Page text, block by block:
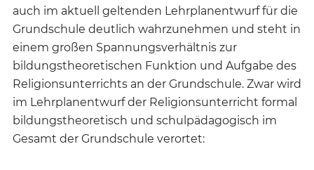
auch im aktuell geltenden Lehrplanentwurf für die
Grundschule deutlich wahrzunehmen und steht in
einem großen Spannungsverhältnis zur
bildungstheoretischen Funktion und Aufgabe des
Religionsunterrichts an der Grundschule. Zwar wird
im Lehrplanentwurf der Religionsunterricht formal
bildungstheoretisch und schulpädagogisch im
Gesamt der Grundschule verortet: